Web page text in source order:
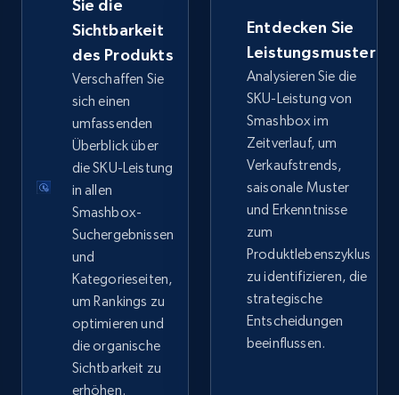
eBay - Collect records by category
URL, Product id, Title, Seller name, Seller rating,
Seller reviews, Breadcrumbs, Root category, and
more.
2.5K+ 359+ Jetzt anfangen
Google Shopping
URL, Product id, Title, Product description,
Rating, Reviews count, Images, Variations, and
more.
2.4K+ 200+
Sie die
Sichtbarkeit
des Produkts
Verschaffen Sie
sich einen
umfassenden
Überblick über
die SKU-Leistung
in allen
Smashbox-
Suchergebnissen
und
Kategorieseiten,
um Rankings zu
optimieren und
die organische
Sichtbarkeit zu
erhöhen.
Entdecken Sie
Leistungsmuster
Analysieren Sie die
SKU-Leistung von
Smashbox im
Zeitverlauf, um
Verkaufstrends,
saisonale Muster
und Erkenntnisse
zum
Produktlebenszyklus
zu identifizieren, die
strategische
Entscheidungen
beeinflussen.